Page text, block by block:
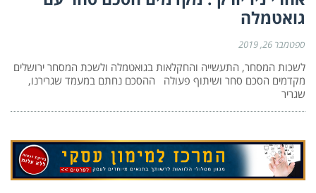
גואטמלה
ספטמבר 26, 2019
לשכות המסחר, התעשייה והחקלאות בגואטמלה ולשכת המסחר ירושלים
מקדמים הסכם סחר ושיתוף פעולה ההסכם נחתם במעמד שגרירנו,
שגריר